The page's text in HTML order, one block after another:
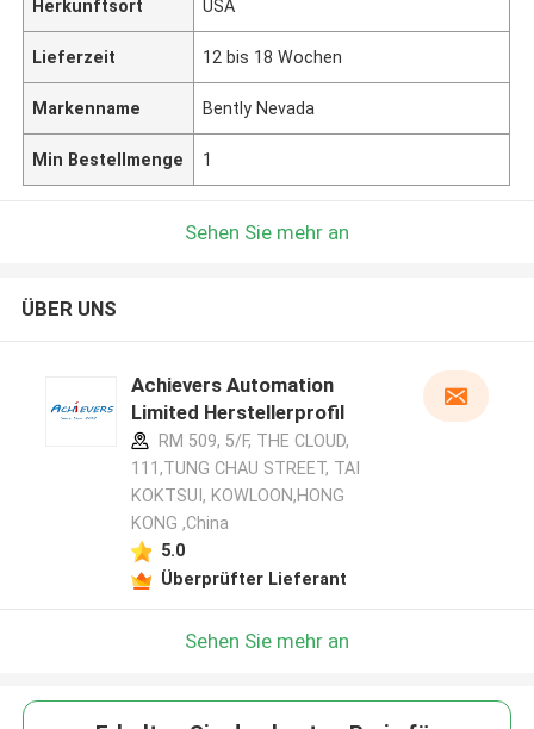
Herkunftsort USA
Lieferzeit 12 bis 18 Wochen
Markenname Bently Nevada
Min Bestellmenge 1
Sehen Sie mehr an
ÜBER UNS
Achievers Automation
Limited Herstellerprofil
RM 509, 5/F, THE CLOUD,
111,TUNG CHAU STREET, TAI
KOKTSUI, KOWLOON,HONG
KONG ,China
5.0
Überprüfter Lieferant
Sehen Sie mehr an